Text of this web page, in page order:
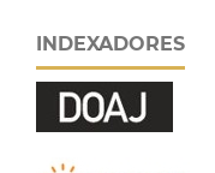
INDEXADORES